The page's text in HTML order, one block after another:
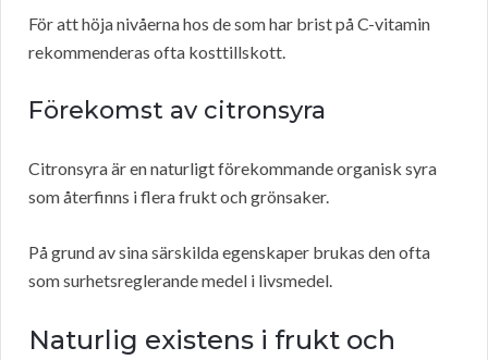
För att höja nivåerna hos de som har brist på C-vitamin
rekommenderas ofta kosttillskott.
Förekomst av citronsyra
Citronsyra är en naturligt förekommande organisk syra
som återfinns i flera frukt och grönsaker.
På grund av sina särskilda egenskaper brukas den ofta
som surhetsreglerande medel i livsmedel.
Naturlig existens i frukt och